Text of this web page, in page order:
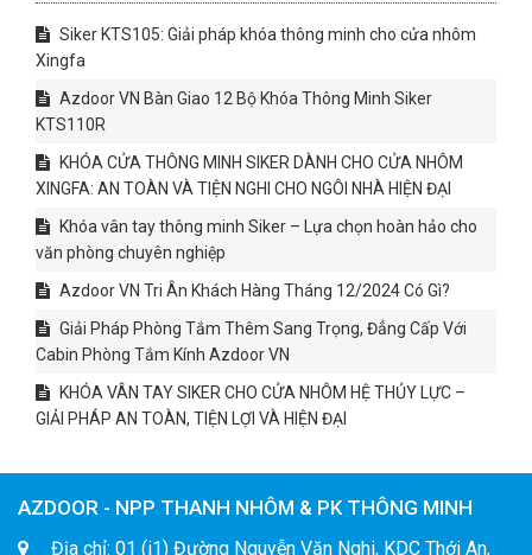
Siker KTS105: Giải pháp khóa thông minh cho cửa nhôm
Xingfa
Azdoor VN Bàn Giao 12 Bộ Khóa Thông Minh Siker
KTS110R
KHÓA CỬA THÔNG MINH SIKER DÀNH CHO CỬA NHÔM
XINGFA: AN TOÀN VÀ TIỆN NGHI CHO NGÔI NHÀ HIỆN ĐẠI
Khóa vân tay thông minh Siker – Lựa chọn hoàn hảo cho
văn phòng chuyên nghiệp
Azdoor VN Tri Ân Khách Hàng Tháng 12/2024 Có Gì?
Giải Pháp Phòng Tắm Thêm Sang Trọng, Đẳng Cấp Với
Cabin Phòng Tắm Kính Azdoor VN
KHÓA VÂN TAY SIKER CHO CỬA NHÔM HỆ THỦY LỰC –
GIẢI PHÁP AN TOÀN, TIỆN LỢI VÀ HIỆN ĐẠI
AZDOOR - NPP THANH NHÔM & PK THÔNG MINH
Địa chỉ: 01 (i1) Đường Nguyễn Văn Nghi, KDC Thới An,